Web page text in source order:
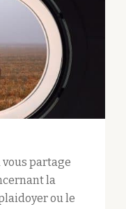
partage
la
ou le